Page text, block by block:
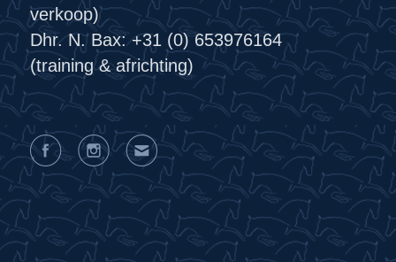
verkoop)
Dhr. N. Bax: +31 (0) 653976164
(training & africhting)